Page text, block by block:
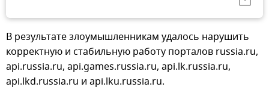
В результате злоумышленникам удалось нарушить
корректную и стабильную работу порталов russia.ru,
api.russia.ru, api.games.russia.ru, api.lk.russia.ru,
api.lkd.russia.ru и api.lku.russia.ru.